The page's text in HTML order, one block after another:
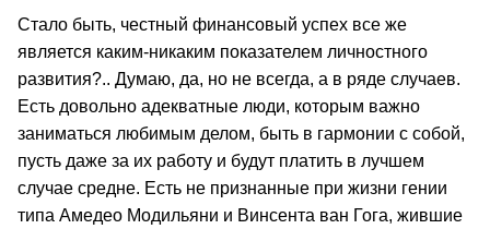
Стало быть, честный финансовый успех все же
является каким-никаким показателем личностного
развития?.. Думаю, да, но не всегда, а в ряде случаев.
Есть довольно адекватные люди, которым важно
заниматься любимым делом, быть в гармонии с собой,
пусть даже за их работу и будут платить в лучшем
случае средне. Есть не признанные при жизни гении
типа Амедео Модильяни и Винсента ван Гога, жившие